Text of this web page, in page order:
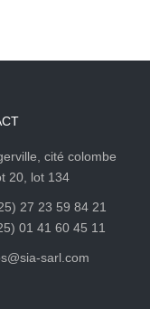
cité colombe
lot 134
27 23 59 84 21
01 41 60 45 11
sarl.com